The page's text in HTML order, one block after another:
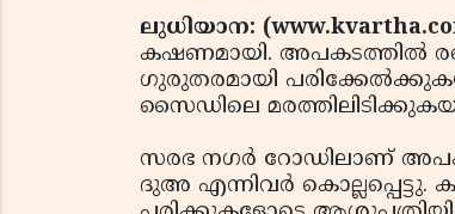
ലുധിയാന:
കഷണമായി. അപകടത്തില്‍
ഗുരുതരമായി
സൈഡിലെ
സരഭ നഗര്‍ റോഡിലാണ്
ദുഅ എന്നിവര്‍ കൊല്ലപ്പെട്ടു.